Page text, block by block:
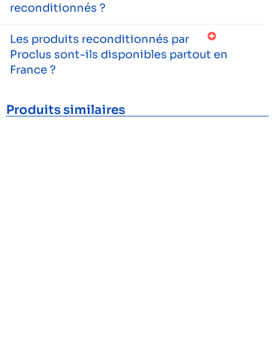
reconditionnés ?
Les produits reconditionnés par
Proclus sont-ils disponibles partout en
France ?
Produits similaires